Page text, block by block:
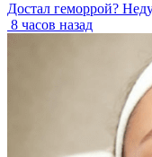
Достал геморрой?
8 часов назад